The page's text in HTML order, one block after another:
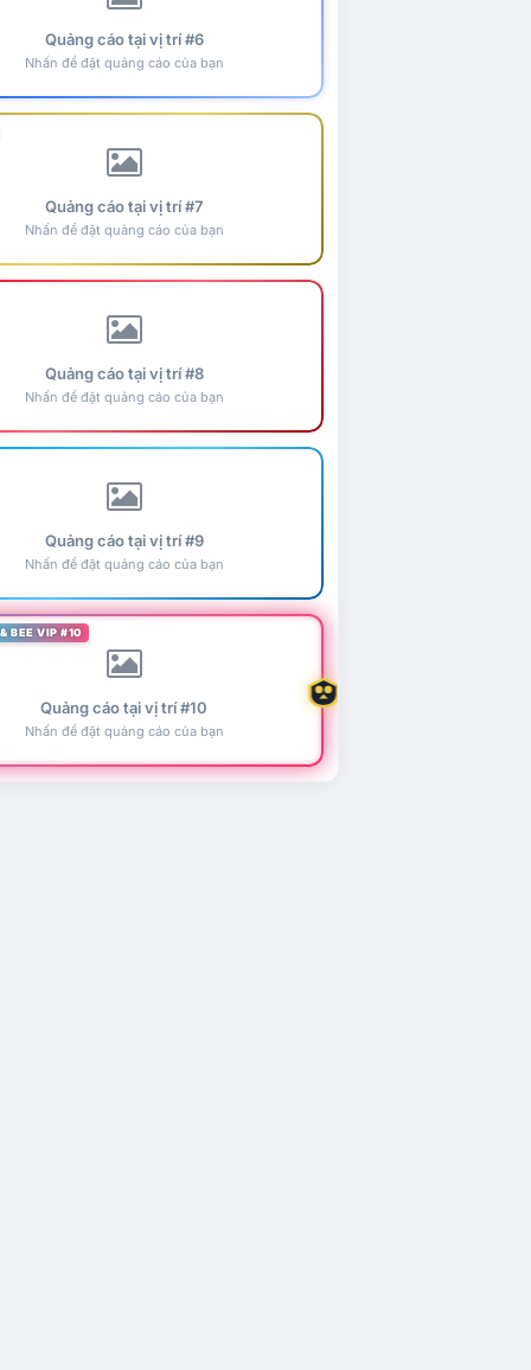
Quảng cáo tại vị trí #6
Nhấn để đặt quảng cáo của bạn
Quảng cáo tại vị trí #7
Nhấn để đặt quảng cáo của bạn
Quảng cáo tại vị trí #8
Nhấn để đặt quảng cáo của bạn
Quảng cáo tại vị trí #9
Nhấn để đặt quảng cáo của bạn
BEE VIP #10
Quảng cáo tại vị trí #10
Nhấn để đặt quảng cáo của bạn